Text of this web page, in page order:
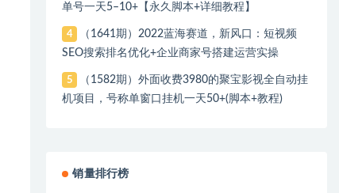
单号一天5–10+【永久脚本+详细教程】
4
（1641期）2022蓝海赛道，新风口：短视频
SEO搜索排名优化+企业商家号搭建运营实操
5
（1582期）外面收费3980的聚宝影视全自动挂
机项目，号称单窗口挂机一天50+(脚本+教程)
销量排行榜